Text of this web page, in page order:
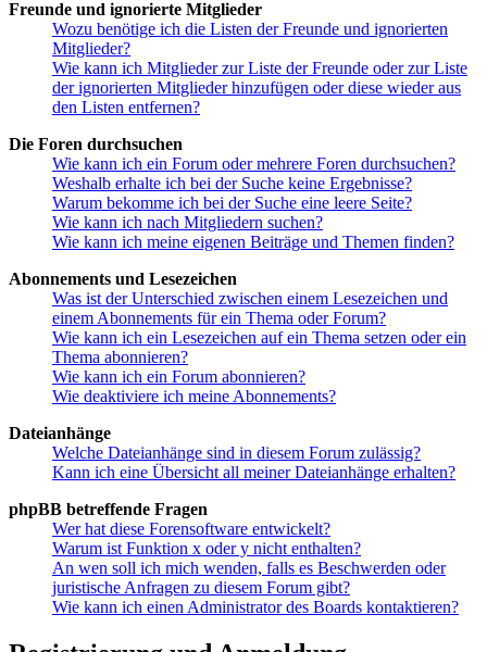
Freunde und ignorierte Mitglieder
Wozu benötige ich die Listen der Freunde und ignorierten
Mitglieder?
Wie kann ich Mitglieder zur Liste der Freunde oder zur Liste
der ignorierten Mitglieder hinzufügen oder diese wieder aus
den Listen entfernen?
Die Foren durchsuchen
Wie kann ich ein Forum oder mehrere Foren durchsuchen?
Weshalb erhalte ich bei der Suche keine Ergebnisse?
Warum bekomme ich bei der Suche eine leere Seite?
Wie kann ich nach Mitgliedern suchen?
Wie kann ich meine eigenen Beiträge und Themen finden?
Abonnements und Lesezeichen
Was ist der Unterschied zwischen einem Lesezeichen und
einem Abonnements für ein Thema oder Forum?
Wie kann ich ein Lesezeichen auf ein Thema setzen oder ein
Thema abonnieren?
Wie kann ich ein Forum abonnieren?
Wie deaktiviere ich meine Abonnements?
Dateianhänge
Welche Dateianhänge sind in diesem Forum zulässig?
Kann ich eine Übersicht all meiner Dateianhänge erhalten?
phpBB betreffende Fragen
Wer hat diese Forensoftware entwickelt?
Warum ist Funktion x oder y nicht enthalten?
An wen soll ich mich wenden, falls es Beschwerden oder
juristische Anfragen zu diesem Forum gibt?
Wie kann ich einen Administrator des Boards kontaktieren?